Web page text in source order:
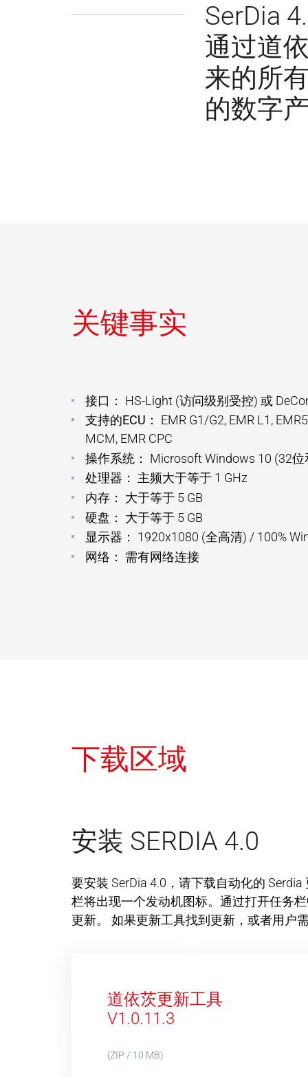
SerDia
通过道
来的所
的数字
关键事实
接口：
HS-Light (访问级别受控) 或
支持的ECU：
EMR G1/G2, EMR L1,
MCM, EMR CPC
操作系统：
Microsoft Windows 10 (32
处理器：
主频大于等于 1 GHz
内存：
大于等于 5 GB
硬盘：
大于等于 5 GB
显示器： 1920x1080 (全高清) / 100%
网络：
需有网络连接
下载区域
安装 SERDIA 4.0
要安装 SerDia 4.0，请下载自动化的
栏将出现一个发动机图标。通过打开任务
更新。 如果更新工具找到更新，或者用户
道依茨更新工具
V1.0.11.3
(ZIP / 10 MB)